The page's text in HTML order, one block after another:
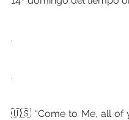
.
.
🇺🇸 “Come to Me, all of